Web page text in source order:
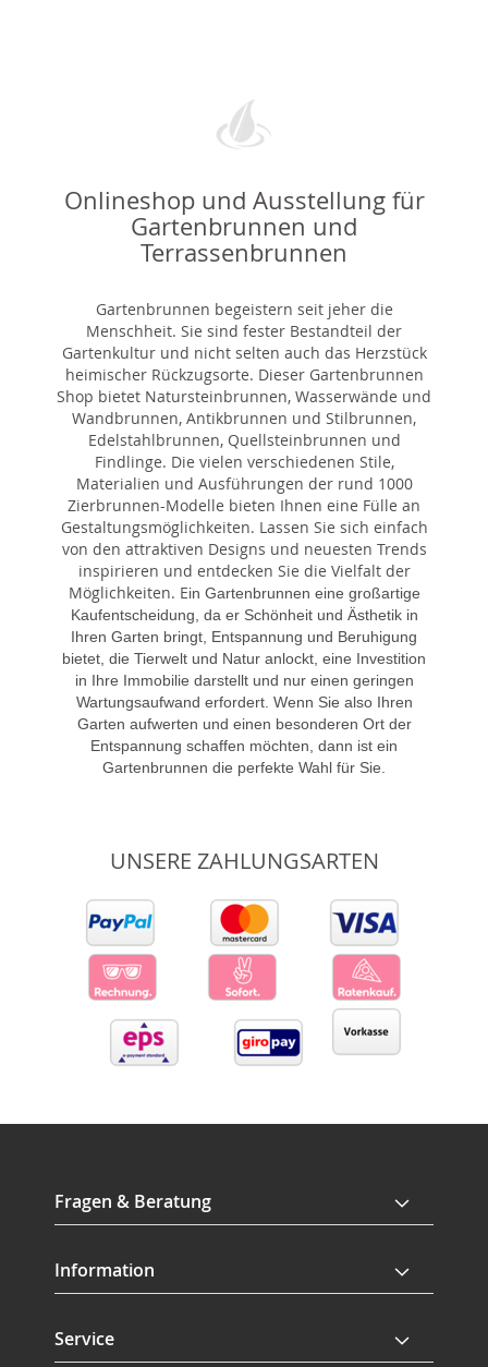
Onlineshop und Ausstellung für
Gartenbrunnen und
Terrassenbrunnen
Gartenbrunnen begeistern seit jeher die
Menschheit. Sie sind fester Bestandteil der
Gartenkultur und nicht selten auch das Herzstück
heimischer Rückzugsorte. Dieser Gartenbrunnen
Shop bietet Natursteinbrunnen, Wasserwände und
Wandbrunnen, Antikbrunnen und Stilbrunnen,
Edelstahlbrunnen, Quellsteinbrunnen und
Findlinge. Die vielen verschiedenen Stile,
Materialien und Ausführungen der rund 1000
Zierbrunnen-Modelle bieten Ihnen eine Fülle an
Gestaltungsmöglichkeiten. Lassen Sie sich einfach
von den attraktiven Designs und neuesten Trends
inspirieren und entdecken Sie die Vielfalt der
Möglichkeiten. Ein Gartenbrunnen eine großartige
Kaufentscheidung, da er Schönheit und Ästhetik in
Ihren Garten bringt, Entspannung und Beruhigung
bietet, die Tierwelt und Natur anlockt, eine Investition
in Ihre Immobilie darstellt und nur einen geringen
Wartungsaufwand erfordert. Wenn Sie also Ihren
Garten aufwerten und einen besonderen Ort der
Entspannung schaffen möchten, dann ist ein
Gartenbrunnen die perfekte Wahl für Sie.
UNSERE ZAHLUNGSARTEN
Fragen & Beratung
Information
Service